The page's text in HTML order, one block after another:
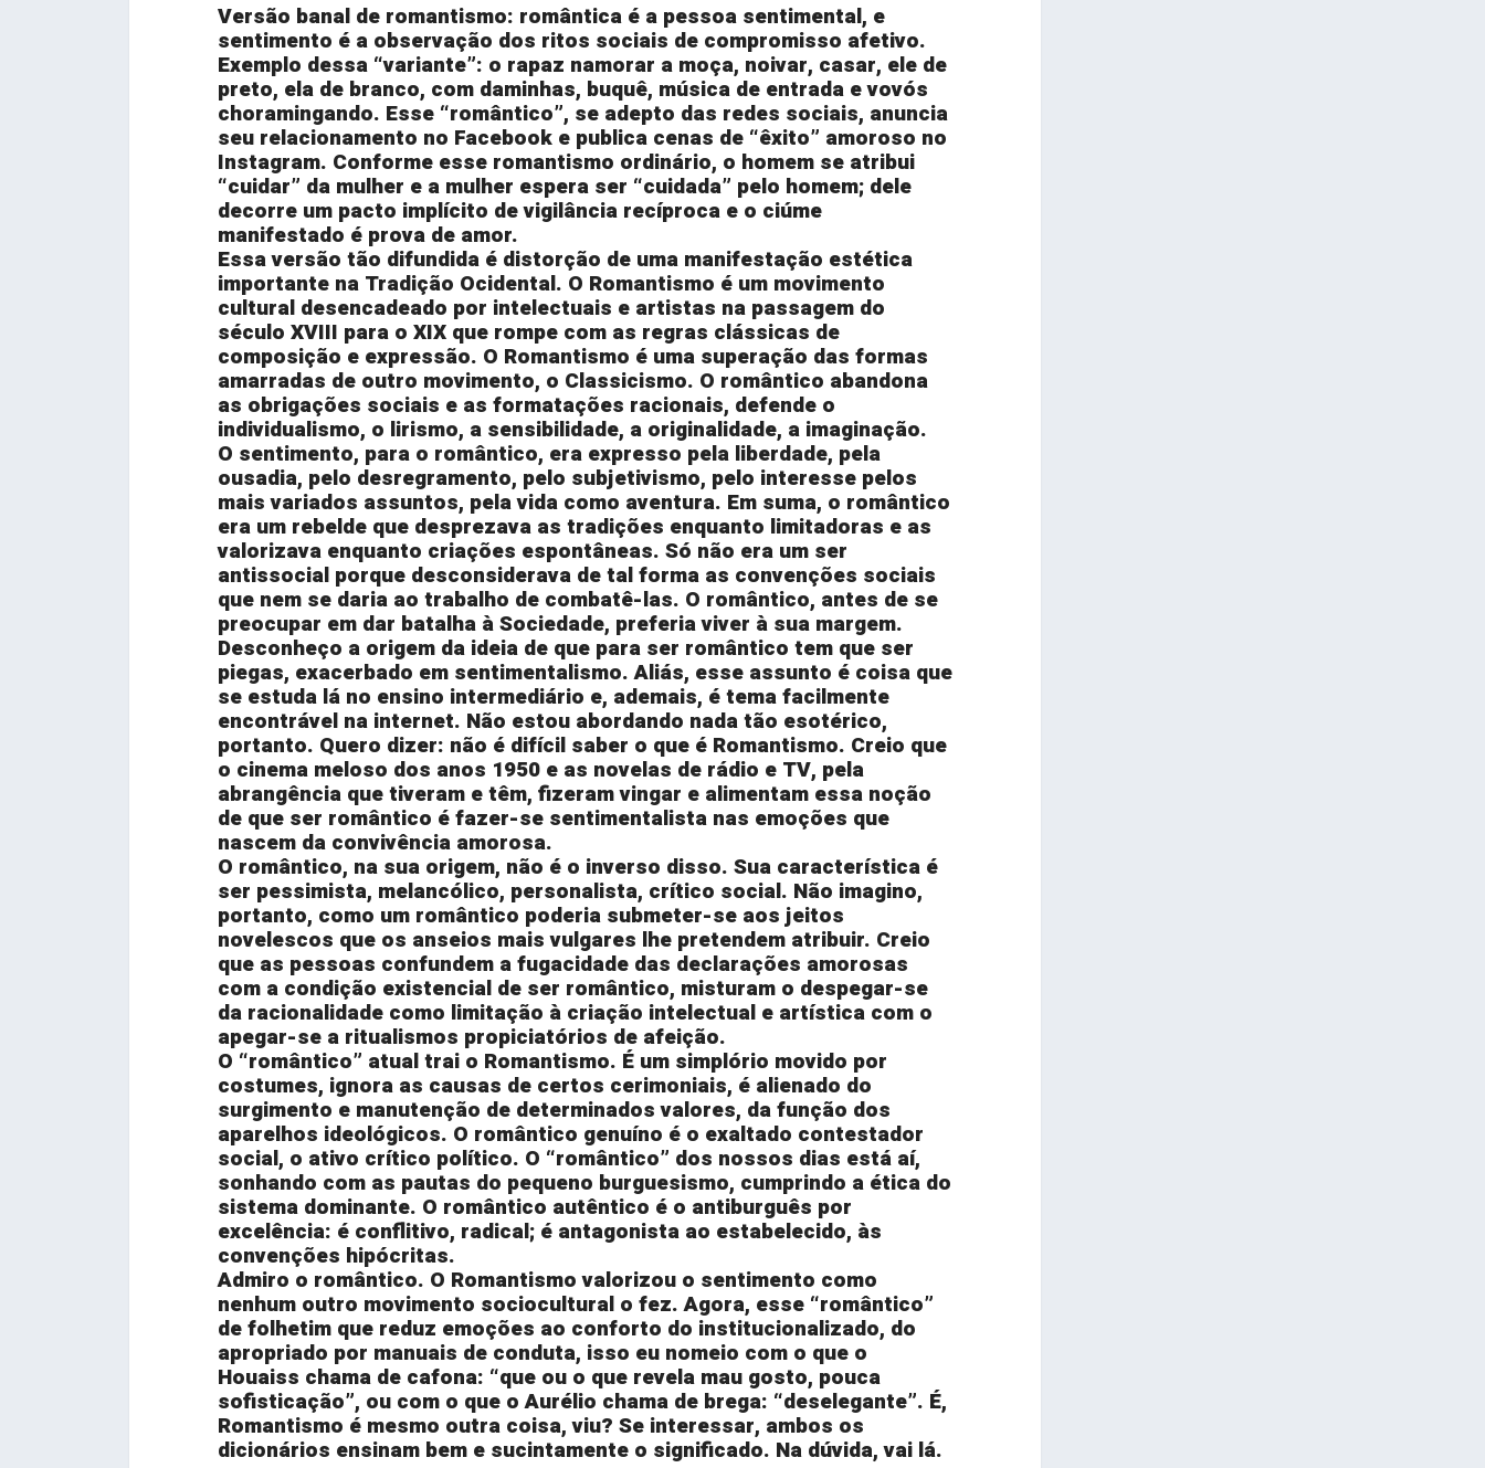
Versão banal de romantismo: romântica é a pessoa sentimental, e
sentimento é a observação dos ritos sociais de compromisso afetivo.
Exemplo dessa “variante”: o rapaz namorar a moça, noivar, casar, ele de
preto, ela de branco, com daminhas, buquê, música de entrada e vovós
choramingando. Esse “romântico”, se adepto das redes sociais, anuncia
seu relacionamento no Facebook e publica cenas de “êxito” amoroso no
Instagram. Conforme esse romantismo ordinário, o homem se atribui
“cuidar” da mulher e a mulher espera ser “cuidada” pelo homem; dele
decorre um pacto implícito de vigilância recíproca e o ciúme
manifestado é prova de amor.
Essa versão tão difundida é distorção de uma manifestação estética
importante na Tradição Ocidental. O Romantismo é um movimento
cultural desencadeado por intelectuais e artistas na passagem do
século XVIII para o XIX que rompe com as regras clássicas de
composição e expressão. O Romantismo é uma superação das formas
amarradas de outro movimento, o Classicismo. O romântico abandona
as obrigações sociais e as formatações racionais, defende o
individualismo, o lirismo, a sensibilidade, a originalidade, a imaginação.
O sentimento, para o romântico, era expresso pela liberdade, pela
ousadia, pelo desregramento, pelo subjetivismo, pelo interesse pelos
mais variados assuntos, pela vida como aventura. Em suma, o romântico
era um rebelde que desprezava as tradições enquanto limitadoras e as
valorizava enquanto criações espontâneas. Só não era um ser
antissocial porque desconsiderava de tal forma as convenções sociais
que nem se daria ao trabalho de combatê-las. O romântico, antes de se
preocupar em dar batalha à Sociedade, preferia viver à sua margem.
Desconheço a origem da ideia de que para ser romântico tem que ser
piegas, exacerbado em sentimentalismo. Aliás, esse assunto é coisa que
se estuda lá no ensino intermediário e, ademais, é tema facilmente
encontrável na internet. Não estou abordando nada tão esotérico,
portanto. Quero dizer: não é difícil saber o que é Romantismo. Creio que
o cinema meloso dos anos 1950 e as novelas de rádio e TV, pela
abrangência que tiveram e têm, fizeram vingar e alimentam essa noção
de que ser romântico é fazer-se sentimentalista nas emoções que
nascem da convivência amorosa.
O romântico, na sua origem, não é o inverso disso. Sua característica é
ser pessimista, melancólico, personalista, crítico social. Não imagino,
portanto, como um romântico poderia submeter-se aos jeitos
novelescos que os anseios mais vulgares lhe pretendem atribuir. Creio
que as pessoas confundem a fugacidade das declarações amorosas
com a condição existencial de ser romântico, misturam o despegar-se
da racionalidade como limitação à criação intelectual e artística com o
apegar-se a ritualismos propiciatórios de afeição.
O “romântico” atual trai o Romantismo. É um simplório movido por
costumes, ignora as causas de certos cerimoniais, é alienado do
surgimento e manutenção de determinados valores, da função dos
aparelhos ideológicos. O romântico genuíno é o exaltado contestador
social, o ativo crítico político. O “romântico” dos nossos dias está aí,
sonhando com as pautas do pequeno burguesismo, cumprindo a ética do
sistema dominante. O romântico autêntico é o antiburguês por
excelência: é conflitivo, radical; é antagonista ao estabelecido, às
convenções hipócritas.
Admiro o romântico. O Romantismo valorizou o sentimento como
nenhum outro movimento sociocultural o fez. Agora, esse “romântico”
de folhetim que reduz emoções ao conforto do institucionalizado, do
apropriado por manuais de conduta, isso eu nomeio com o que o
Houaiss chama de cafona: “que ou o que revela mau gosto, pouca
sofisticação”, ou com o que o Aurélio chama de brega: “deselegante”. É,
Romantismo é mesmo outra coisa, viu? Se interessar, ambos os
dicionários ensinam bem e sucintamente o significado. Na dúvida, vai lá.